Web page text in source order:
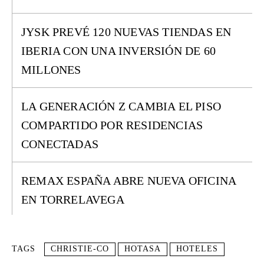
JYSK PREVÉ 120 NUEVAS TIENDAS EN
IBERIA CON UNA INVERSIÓN DE 60
MILLONES
LA GENERACIÓN Z CAMBIA EL PISO
COMPARTIDO POR RESIDENCIAS
CONECTADAS
REMAX ESPAÑA ABRE NUEVA OFICINA
EN TORRELAVEGA
TAGS CHRISTIE-CO HOTASA HOTELES